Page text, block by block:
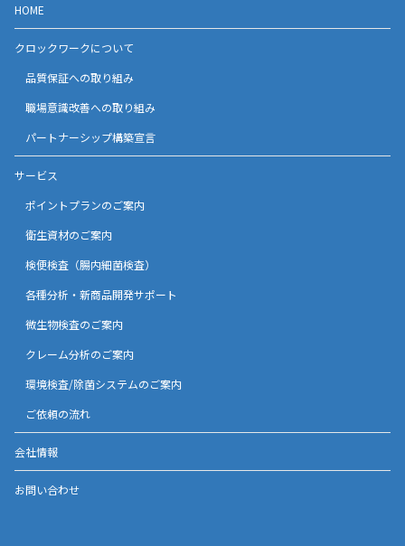
HOME
クロックワークについて
品質保証への取り組み
職場意識改善への取り組み
パートナーシップ構築宣言
サービス
ポイントプランのご案内
衛生資材のご案内
検便検査（腸内細菌検査）
各種分析・新商品開発サポート
微生物検査のご案内
クレーム分析のご案内
環境検査/除菌システムのご案内
ご依頼の流れ
会社情報
お問い合わせ